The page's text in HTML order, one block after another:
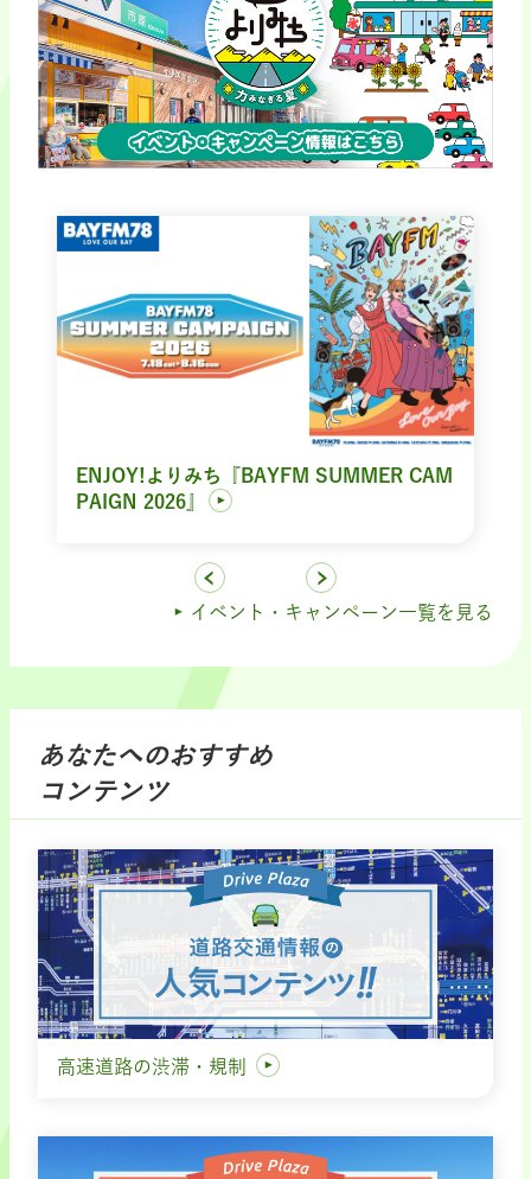
ENJOY!よりみち『BAYFM SUMMER CAM
PAIGN 2026』
イベント・キャンペーン一覧を見る
あなたへのおすすめ
コンテンツ
高速道路の渋滞・規制